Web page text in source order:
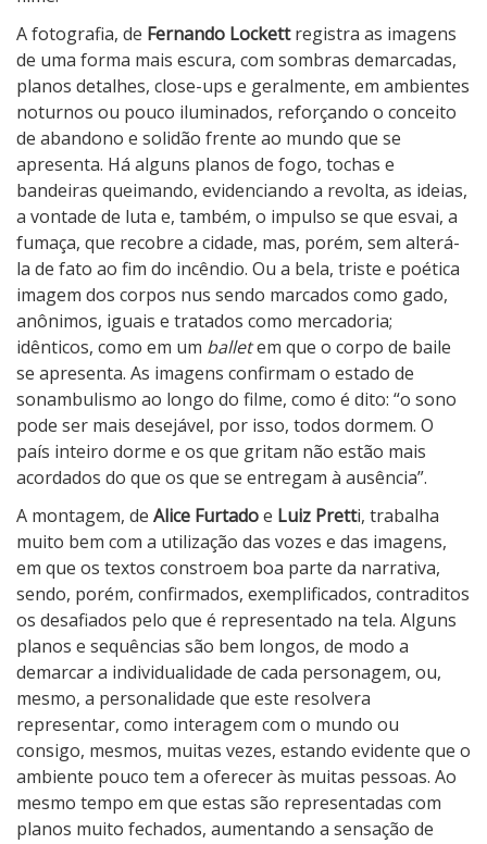
A fotografia, de Fernando Lockettregistra as imagens
de uma forma mais escura, com sombras demarcadas,
planos detalhes, close-ups e geralmente, em ambientes
noturnos ou pouco iluminados, reforçando o conceito
de abandono e solidão frente ao mundo que se
apresenta. Há alguns planos de fogo, tochas e
bandeiras queimando, evidenciando a revolta, as ideias,
a vontade de luta e, também, o impulso se que esvai, a
fumaça, que recobre a cidade, mas, porém, sem alterá-
la de fato ao fim do incêndio. Ou a bela, triste e poética
imagem dos corpos nus sendo marcados como gado,
anônimos, iguais e tratados como mercadoria;
idênticos, como em um balletem que o corpo de baile
se apresenta. As imagens confirmam o estado de
sonambulismo ao longo do filme, como é dito: “o sono
pode ser mais desejável, por isso, todos dormem. O
país inteiro dorme e os que gritam não estão mais
acordados do que os que se entregam à ausência”.
A montagem, de Alice Furtadoe Luiz Pretti, trabalha
muito bem com a utilização das vozes e das imagens,
em que os textos constroem boa parte da narrativa,
sendo, porém, confirmados, exemplificados, contraditos
os desafiados pelo que é representado na tela. Alguns
planos e sequências são bem longos, de modo a
demarcar a individualidade de cada personagem, ou,
mesmo, a personalidade que este resolvera
representar, como interagem com o mundo ou
consigo, mesmos, muitas vezes, estando evidente que o
ambiente pouco tem a oferecer às muitas pessoas. Ao
mesmo tempo em que estas são representadas com
planos muito fechados, aumentando a sensação de